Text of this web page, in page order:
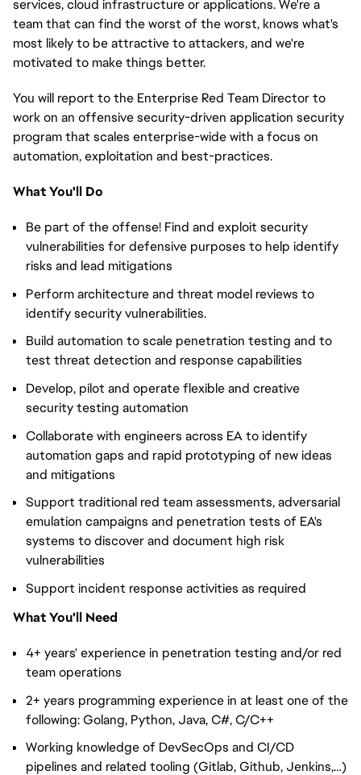
services, cloud infrastructure or applications. We're a
team that can find the worst of the worst, knows what's
most likely to be attractive to attackers, and we're
motivated to make things better.
You will report to the Enterprise Red Team Director to
work on an offensive security-driven application security
program that scales enterprise-wide with a focus on
automation, exploitation and best-practices.
What You'll Do
Be part of the offense! Find and exploit security
vulnerabilities for defensive purposes to help identify
risks and lead mitigations
Perform architecture and threat model reviews to
identify security vulnerabilities.
Build automation to scale penetration testing and to
test threat detection and response capabilities
Develop, pilot and operate flexible and creative
security testing automation
Collaborate with engineers across EA to identify
automation gaps and rapid prototyping of new ideas
and mitigations
Support traditional red team assessments, adversarial
emulation campaigns and penetration tests of EA's
systems to discover and document high risk
vulnerabilities
Support incident response activities as required
What You'll Need
4+ years' experience in penetration testing and/or red
team operations
2+ years programming experience in at least one of the
following: Golang, Python, Java, C#, C/C++
Working knowledge of DevSecOps and CI/CD
pipelines and related tooling (Gitlab, Github, Jenkins,…)